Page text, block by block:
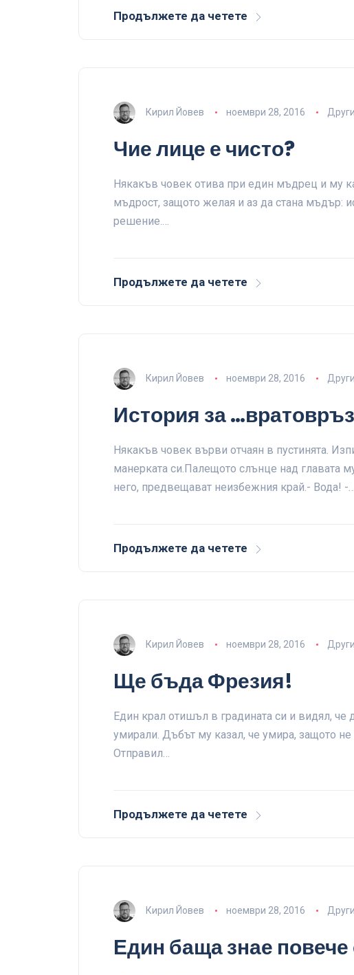
Продължете да четете
Кирил Йовев ноември 28, 2016 Други
Чие лице е чисто?
Някакъв човек отива при един мъдрец и му
мъдрост, защото желая и аз да стана мъдър:
решение.…
Продължете да четете
Кирил Йовев ноември 28, 2016 Други
История за
Някакъв човек върви отчаян в пустинята.
манерката си.Палещото слънце над главата
него, предвещават неизбежния край.- Вода! -…
Продължете да четете
Кирил Йовев ноември 28, 2016 Други
Ще бъда Фрезия!
Един крал отишъл в градината си и видял, че
умирали. Дъбът му казал, че умира, защото
Отправил…
Продължете да четете
Кирил Йовев ноември 28, 2016 Други
Един баща знае повече